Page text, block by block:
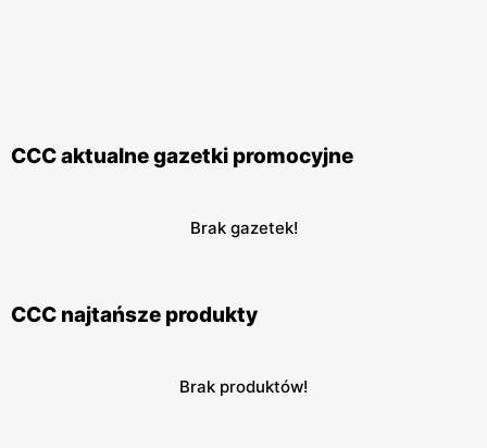
CCC aktualne gazetki promocyjne
Brak gazetek!
CCC najtańsze produkty
Brak produktów!